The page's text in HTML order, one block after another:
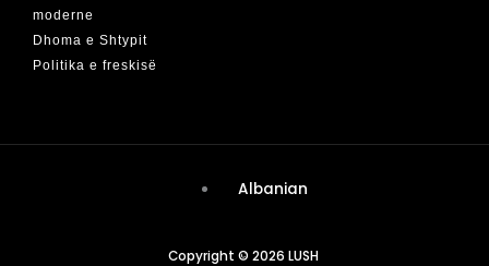
moderne
Dhoma e Shtypit
Politika e freskisë
Albanian
Copyright © 2026 LUSH